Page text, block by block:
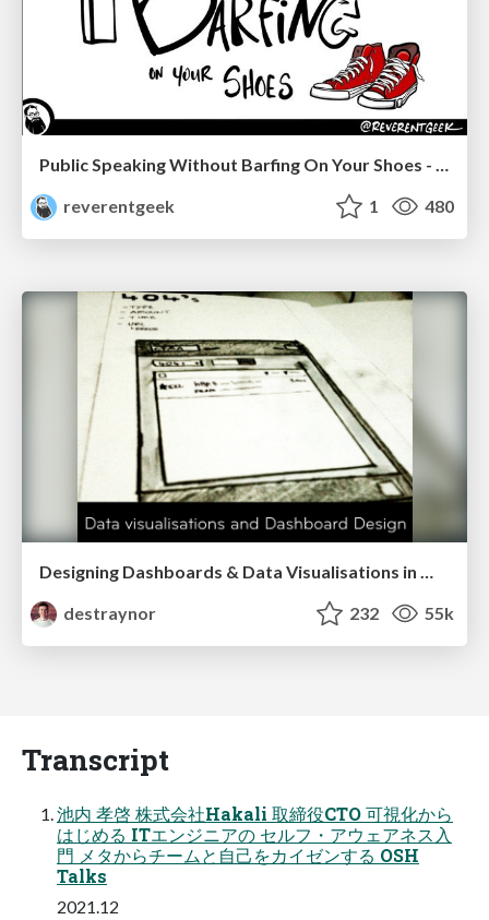
Public Speaking Without Barfing On Your Shoes - THAT 2023
reverentgeek
1 480
destraynor
232 55k
Transcript
池内 孝啓 株式会社Hakali 取締役CTO 可視化から
はじめる ITエンジニアの セルフ・アウェアネス入
門 メタからチームと自己をカイゼンする OSH
Talks
2021.12